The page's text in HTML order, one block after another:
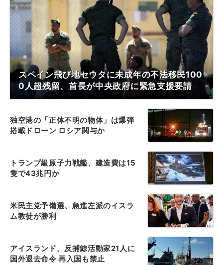
スペイン飛び地セウタに未成年の不法移民100
0人超残留、首長が中央政府に緊急支援要請
独空港の「正体不明の物体」は爆弾
搭載ドローン ロシア関与か
トランプ級原子力戦艦、建造費は15
隻で43兆円か
米民主党予備選、急進左派のイスラ
ム教徒が勝利
アイスランド、反捕鯨活動家21人に
国外退去命令 再入国も禁止